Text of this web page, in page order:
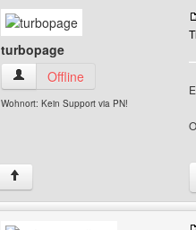
turbopage
turbopage Benutzer-Profile
Offline
Wohnort: Kein Support via PN!
↑